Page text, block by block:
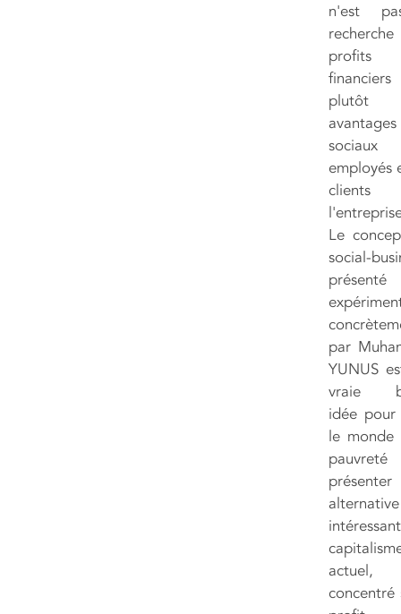
n'est
profits
plutôt
avantages
employés
Le
social-
par
YUNUS
vraie
idée
le
alternative
actuel,
concentré